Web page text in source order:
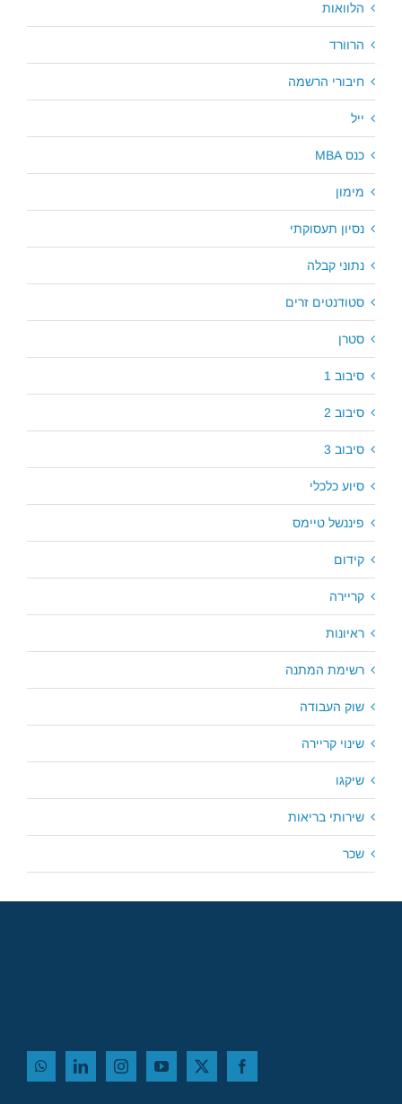
הלוואות
הרוורד
חיבורי הרשמה
ייל
כנס MBA
מימון
נסיון תעסוקתי
נתוני קבלה
סטודנטים זרים
סטרן
סיבוב 1
סיבוב 2
סיבוב 3
סיוע כלכלי
פיננשל טיימס
קידום
קריירה
ראיונות
רשימת המתנה
שוק העבודה
שינוי קריירה
שיקגו
שירותי בריאות
שכר